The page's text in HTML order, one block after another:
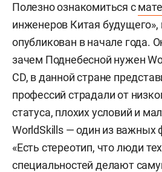
Полезно ознакомиться с
инженеров Китая
опубликован в начале года.
зачем Поднебесной нужен
CD, в данной стране
профессий страдали от
статуса, плохих условий и
WorldSkills — один из важных
«Есть стереотип, что люди
специальностей делают